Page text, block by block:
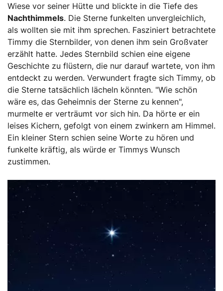
Wiese vor seiner Hütte und blickte in die Tiefe des
Nachthimmels. Die Sterne funkelten unvergleichlich,
als wollten sie mit ihm sprechen. Fasziniert betrachtete
Timmy die Sternbilder, von denen ihm sein Großvater
erzählt hatte. Jedes Sternbild schien eine eigene
Geschichte zu flüstern, die nur darauf wartete, von ihm
entdeckt zu werden. Verwundert fragte sich Timmy, ob
die Sterne tatsächlich lächeln könnten. "Wie schön
wäre es, das Geheimnis der Sterne zu kennen",
murmelte er verträumt vor sich hin. Da hörte er ein
leises Kichern, gefolgt von einem zwinkern am Himmel.
Ein kleiner Stern schien seine Worte zu hören und
funkelte kräftig, als würde er Timmys Wunsch
zustimmen.